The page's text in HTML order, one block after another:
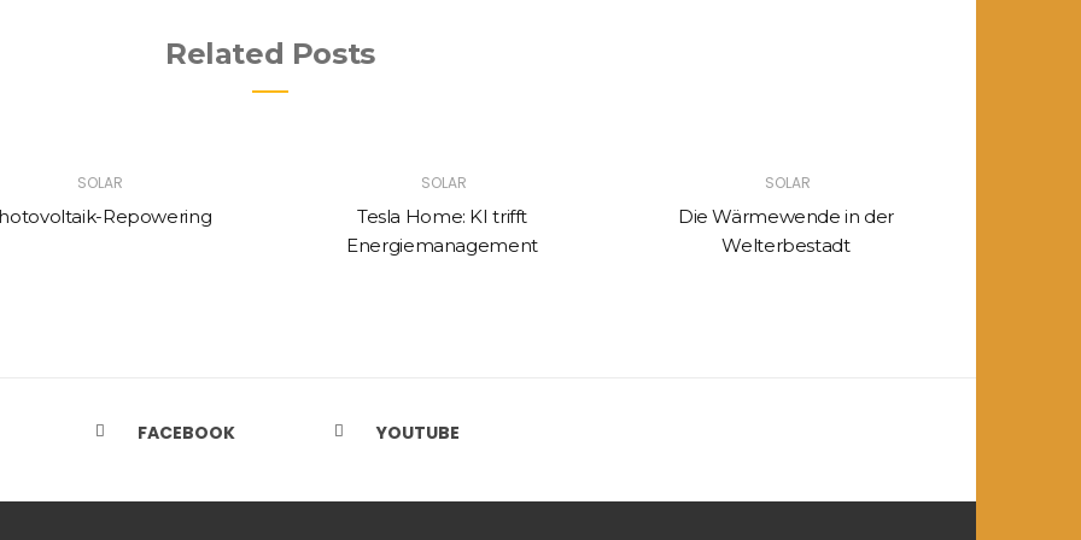
Related Posts
SOLAR
Repowering
SOLAR
Tesla Home: KI trifft
Energiemanagement
SOLAR
Die Wärmewende in der
Welterbestadt
FACEBOOK YOUTUBE